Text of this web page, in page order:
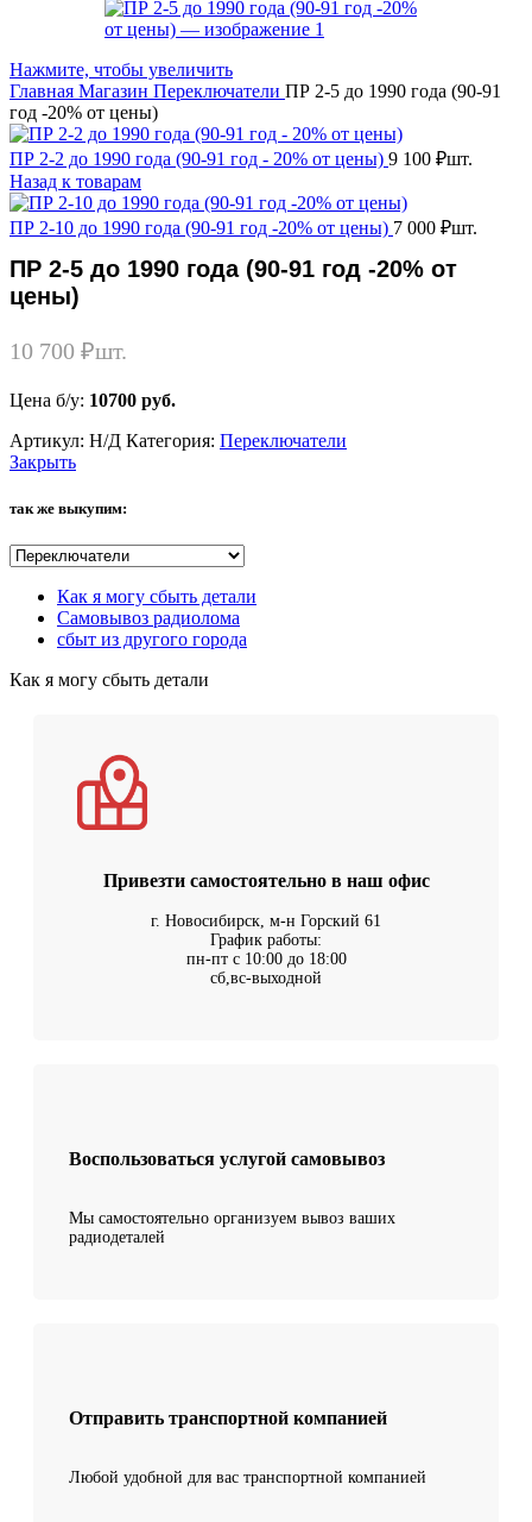
Нажмите, чтобы увеличить
Главная Магазин Переключатели ПР 2-5 до 1990 года (90-91
год -20% от цены)
ПР 2-2 до 1990 года (90-91 год - 20% от цены) 9 100 ₽шт.
Назад к товарам
ПР 2-10 до 1990 года (90-91 год -20% от цены) 7 000 ₽шт.
ПР 2-5 до 1990 года (90-91 год -20% от
цены)
10 700 ₽шт.
Цена б/у: 10700 руб.
Артикул: Н/Д Категория: Переключатели
Закрыть
так же выкупим:
Как я могу сбыть детали
Самовывоз радиолома
сбыт из другого города
Как я могу сбыть детали
Привезти самостоятельно в наш офис
г. Новосибирск, м-н Горский 61
График работы:
пн-пт с 10:00 до 18:00
сб,вс-выходной
Воспользоваться услугой самовывоз
Мы самостоятельно организуем вывоз ваших
радиодеталей
Отправить транспортной компанией
Любой удобной для вас транспортной компанией